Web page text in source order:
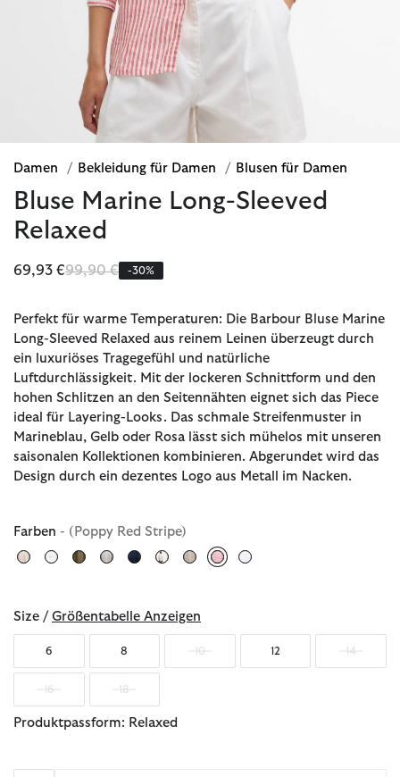
Damen / Bekleidung für Damen / Blusen für Damen
Bluse Marine Long-Sleeved
Relaxed
69,93 €Reduziert von
99,90 €bis-30%
Perfekt für warme Temperaturen: Die Barbour Bluse Marine
Long-Sleeved Relaxed aus reinem Leinen überzeugt durch
ein luxuriöses Tragegefühl und natürliche
Luftdurchlässigkeit. Mit der lockeren Schnittform und den
hohen Schlitzen an den Seitennähten eignet sich das Piece
ideal für Layering-Looks. Das schmale Streifenmuster in
Marineblau, Gelb oder Rosa lässt sich mühelos mit unseren
saisonalen Kollektionen kombinieren. Abgerundet wird das
Design durch ein dezentes Logo aus Metall im Nacken.
Farben - (Poppy Red Stripe)
Size / Größentabelle Anzeigen
6 8 10 12 14
16 18
Produktpassform: Relaxed